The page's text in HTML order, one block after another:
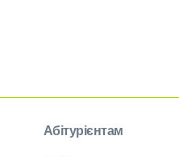
Абітурієнтам